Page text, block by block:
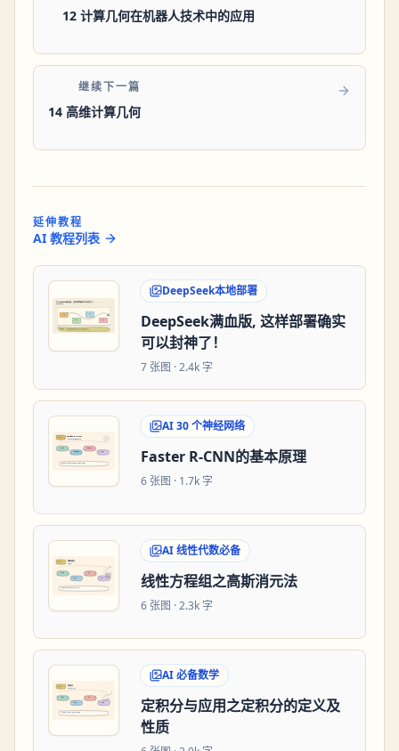
12 计算几何在机器人技术中的应用
继续下一篇
14 高维计算几何
延伸教程
AI 教程列表
DeepSeek本地部署
DeepSeek满血版, 这样部署确实
可以封神了！
7 张图 ·2.4k 字
AI 30 个神经网络
Faster R-CNN的基本原理
6 张图 · 1.7k 字
AI 线性代数必备
线性方程组之高斯消元法
6 张图 ·2.3k 字
AI 必备数学
定积分与应用之定积分的定义及
性质